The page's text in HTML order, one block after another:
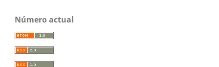
Número actual